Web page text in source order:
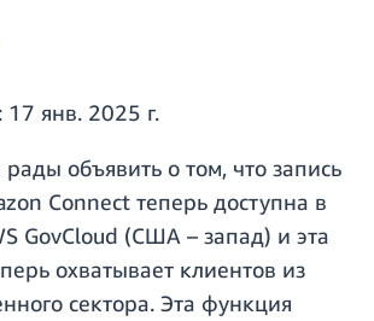
17 янв. 2025 г.
объявить о том, что запись
Connect теперь доступна в
GovCloud (США – запад) и эта
охватывает клиентов из
сектора. Эта функция